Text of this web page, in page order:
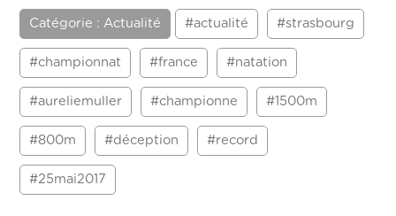
Catégorie : Actualité #actualité #strasbourg
#championnat #france #natation
#aureliemuller #championne #1500m
#800m #déception #record
#25mai2017